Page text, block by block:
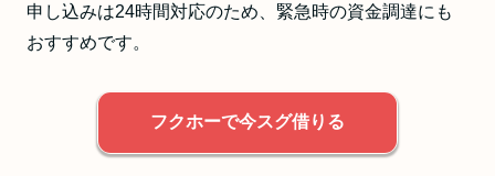
申し込みは24時間対応のため、緊急時の資金調達にも
おすすめです。
フクホーで今スグ借りる